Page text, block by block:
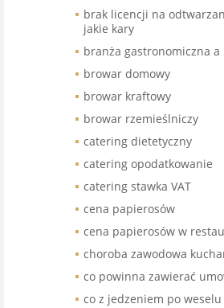
brak licencji na
jakie kary
branża gastronomiczna a
browar domowy
browar kraftowy
browar rzemieślniczy
catering dietetyczny
catering opodatkowanie
catering stawka VAT
cena papierosów
cena papierosów w
choroba zawodowa
co powinna zawierać
co z jedzeniem po weselu